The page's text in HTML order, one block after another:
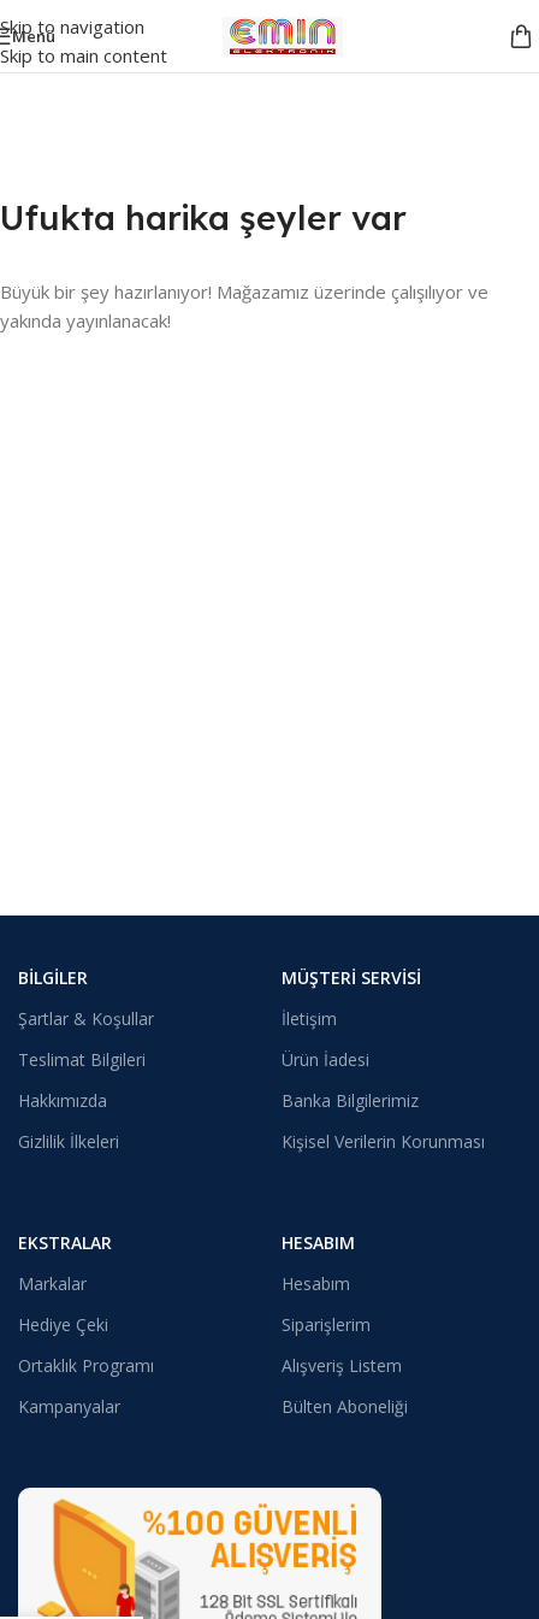
Skip to navigation
Skip to main content
Menü
Ufukta harika şeyler var
Büyük bir şey hazırlanıyor! Mağazamız üzerinde çalışılıyor ve
yakında yayınlanacak!
BILGILER
Şartlar & Koşullar
Teslimat Bilgileri
Hakkımızda
Gizlilik İlkeleri
MÜŞTERI SERVISI
İletişim
Ürün İadesi
Banka Bilgilerimiz
Kişisel Verilerin Korunması
EKSTRALAR
Markalar
Hediye Çeki
Ortaklık Programı
Kampanyalar
HESABIM
Hesabım
Siparişlerim
Alışveriş Listem
Bülten Aboneliği